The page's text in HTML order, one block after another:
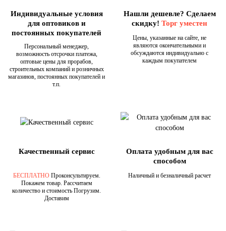
Индивидуальные условия
для оптовиков и
постоянных покупателей
Персональный менеджер,
возможность отсрочки платежа,
оптовые цены для прорабов,
строительных компаний и розничных
магазинов, постоянных покупателей и
т.п.
Нашли дешевле? Сделаем
скидку! Торг уместен
Цены, указанные на сайте, не
являются окончательными и
обсуждаются индивидуально с
каждым покупателем
Качественный сервис
БЕСПЛАТНОПроконсультируем.
Покажем товар. Рассчитаем
количество и стоимость Погрузим.
Доставим
Оплата удобным для вас
способом
Наличный и безналичный расчет